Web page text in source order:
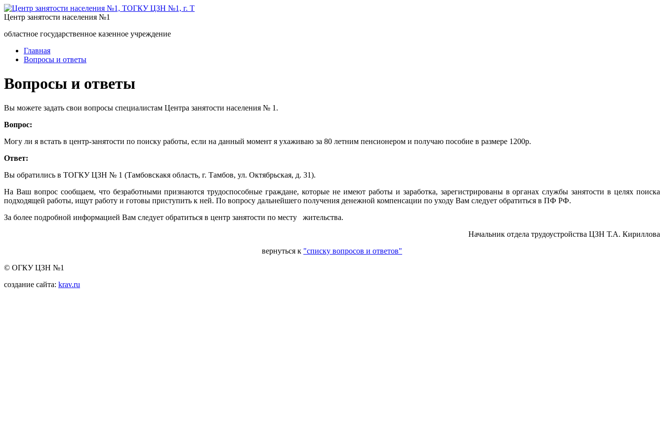
Центр занятости населения №1
областное государственное казенное учреждение
Главная
Вопросы и ответы
Вопросы и ответы
Вы можете задать свои вопросы специалистам Центра занятости населения № 1.
Вопрос:
Могу ли я встать в центр-занятости по поиску работы, если на данный момент я ухаживаю за 80 летним пенсионером и получаю пособие в размере 1200р.
Ответ:
Вы обратились в ТОГКУ ЦЗН № 1 (Тамбовскакя область, г. Тамбов, ул. Октябрьская, д. 31).
На Ваш вопрос сообщаем, что безработными признаются трудоспособные граждане, которые не имеют работы и заработка, зарегистрированы в органах службы занятости в целях поиска
подходящей работы, ищут работу и готовы приступить к ней. По вопросу дальнейшего получения денежной компенсации по уходу Вам следует обратиться в ПФ РФ.
За более подробной информацией Вам следует обратиться в центр занятости по месту жительства.
Начальник отдела трудоустройства ЦЗН Т.А. Кириллова
вернуться к "списку вопросов и ответов"
© ОГКУ ЦЗН №1
создание сайта: krav.ru